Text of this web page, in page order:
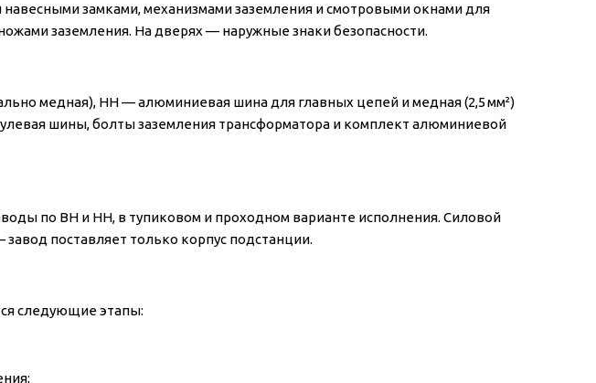
замками, механизмами заземления и смотровыми окнами для
заземления. На дверях — наружные знаки безопасности.
медная), НН — алюминиевая шина для главных цепей и медная (2,5 мм²)
шины, болты заземления трансформатора и комплект алюминиевой
по ВН и НН, в тупиковом и проходном варианте исполнения. Силовой
поставляет только корпус подстанции.
следующие этапы: